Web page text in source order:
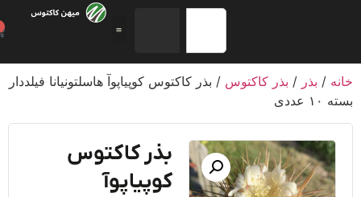
/بذر /بذر کاکتوس/ بذر کاکتوس کوپیاپوآ هاسلتونیانا فیلددار
بذر کاکتوس
کوپیاپوآ